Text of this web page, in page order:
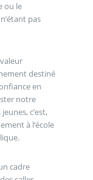
ou le
pas
destiné
en
notre
c’est,
à l’école
cadre